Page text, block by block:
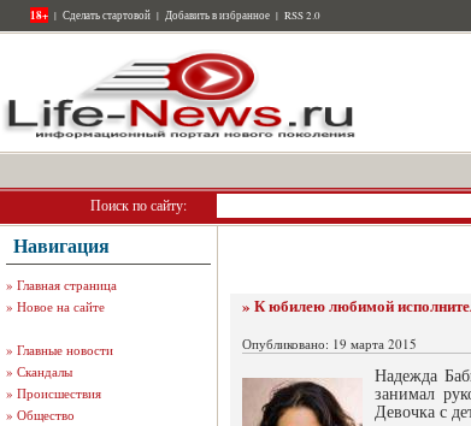
18+ | Сделать стартовой | Добавить в избранное | RSS 2.0
Поиск по сайту:
Навигация
» Главная страница
» Новое на сайте
» Главные новости
» Скандалы
» Происшествия
» Общество
» К юбилею любимой
Опубликовано: 19 марта 2015
Надежда
занимал
Девочка с